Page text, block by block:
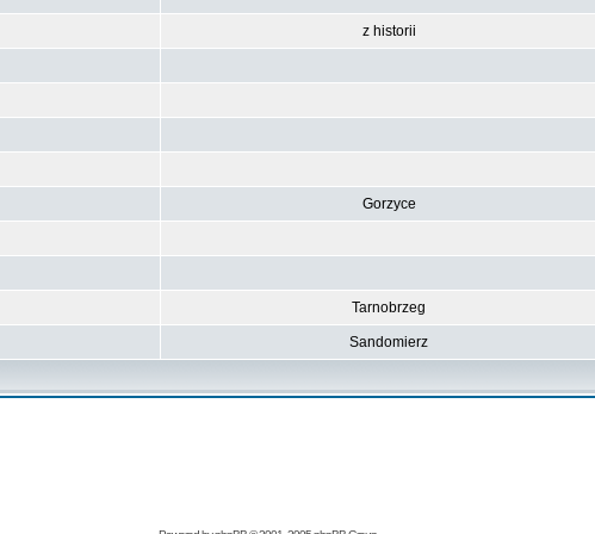
z historii
Gorzyce
Tarnobrzeg
Sandomierz